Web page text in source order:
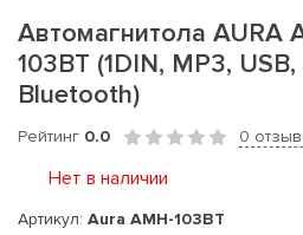
Автомагнитола AURA
103BT (1DIN, MP3, USB,
Bluetooth)
Рейтинг 0.0 0
Нет в наличии
Артикул: Aura AMH-103BT